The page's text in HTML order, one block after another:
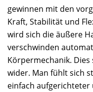
gewinnen mit den
Kraft, Stabilität und
wird sich die äußere
verschwinden
Körpermechanik.
wider. Man fühlt sich
einfach